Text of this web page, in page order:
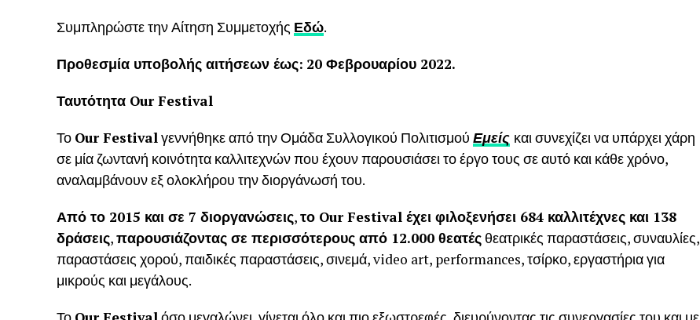
Συμπληρώστε την Αίτηση Συμμετοχής Εδώ.
Προθεσμία υποβολής αιτήσεων έως: 20 Φεβρουαρίου 2022.
Ταυτότητα Our Festival
Το Our Festivalγεννήθηκε από την Ομάδα Συλλογικού Πολιτισμού Εμείς και συνεχίζει να υπάρχει χάρη
σε μία ζωντανή κοινότητα καλλιτεχνών που έχουν παρουσιάσει το έργο τους σε αυτό και κάθε χρόνο,
αναλαμβάνουν εξ ολοκλήρου την διοργάνωσή του.
Από το 2015 και σε 7 διοργανώσεις,το Our Festival έχει φιλοξενήσει 684 καλλιτέχνες και 138
δράσεις,παρουσιάζοντας σε περισσότερους από 12.000 θεατές θεατρικές παραστάσεις, συναυλίες,
παραστάσεις χορού, παιδικές παραστάσεις, σινεμά, video art, performances, τσίρκο, εργαστήρια για
μικρούς και μεγάλους.